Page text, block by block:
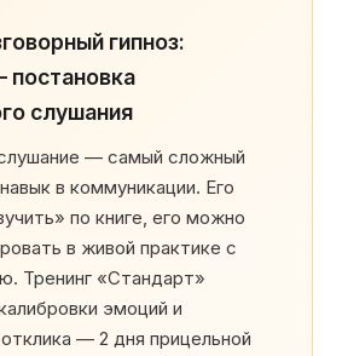
гипноз:
слушания
— самый сложный
в коммуникации. Его
по книге, его можно
в живой практике с
Тренинг «Стандарт»
эмоций и
— 2 дня прицельной